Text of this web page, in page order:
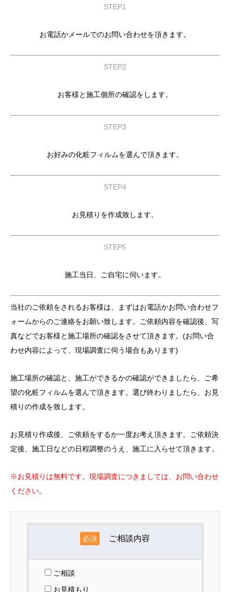
STEP1
お電話かメールでのお問い合わせを頂きます。
STEP2
お客様と施工個所の確認をします。
STEP3
お好みの化粧フィルムを選んで頂きます。
STEP4
お見積りを作成致します。
STEP5
施工当日、ご自宅に伺います。
当社のご依頼をされるお客様は、まずはお電話かお問い合わせフ
ォームからのご連絡をお願い致します。ご依頼内容を確認後、写
真などでお客様と施工場所の確認をさせて頂きます。(お問い合
わせ内容によって、現場調査に伺う場合もあります)
施工場所の確認と、施工ができるかの確認ができましたら、ご希
望の化粧フィルムを選んで頂きます。選び終わりましたら、お見
積りの作成を致します。
お見積り作成後、ご依頼をするか一度お考え頂きます。ご依頼決
定後、施工日などの日程調整のうえ、施工に入らせて頂きます。
※お見積りは無料です。現場調査につきましては、お問い合わせ
ください。
必須 ご相談内容
ご相談
お見積もり